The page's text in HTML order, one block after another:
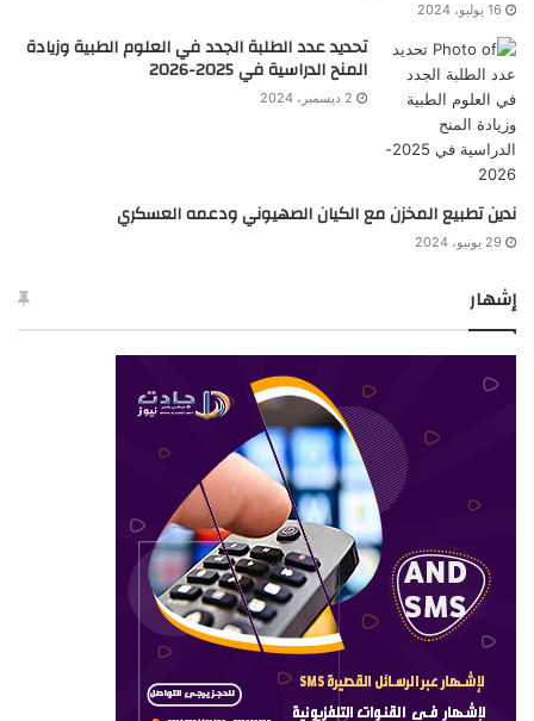
16 يوليو، 2024
تحديد عدد الطلبة الجدد في العلوم الطبية وزيادة
المنح الدراسية في 2025-2026
2 ديسمبر، 2024
ندين تطبيع المخزن مع الكيان الصهيوني ودعمه العسكري
29 يونيو، 2024
إشهار